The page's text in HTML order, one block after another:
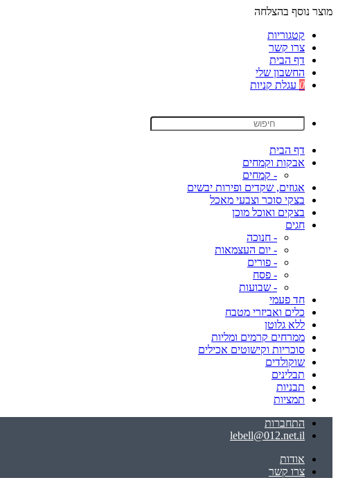
מוצר נוסף בהצלחה
קטגוריות
צרו קשר
דף הבית
החשבון שלי
0 עגלת קניות
דף הבית
אבקות וקמחים
- קמחים
אגוזים, שקדים ופירות יבשים
בצקי סוכר וצבעי מאכל
בצקים ואוכל מוכן
חגים
- חנוכה
- יום העצמאות
- פורים
- פסח
- שבועות
חד פעמי
כלים ואביזרי מטבח
ללא גלוטן
ממרחים קרמים ומליות
סוכריות וקישוטים אכילים
שוקולדים
תבלינים
תבניות
תמציות
התחברות
lebell@012.net.il
אודות
צרו קשר